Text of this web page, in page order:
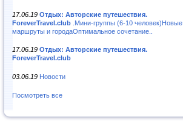
17.06.19 Отдых: Авторские путешествия.
ForeverTravel.club .Мини-группы (6-10 человек)Новые
маршруты и городаОптимальное сочетание..
17.06.19 Отдых: Авторские путешествия.
ForeverTravel.club
03.06.19 Новости
Посмотреть все